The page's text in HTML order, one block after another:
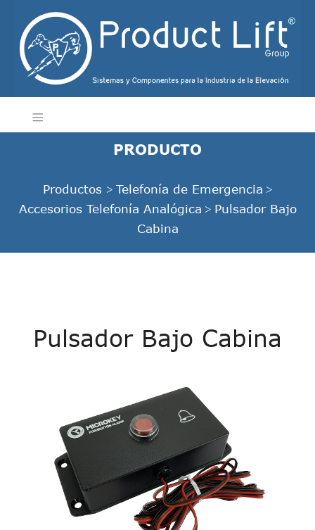
PRODUCTO
Productos > Telefonía de Emergencia >
Accesorios Telefonía Analógica > Pulsador Bajo
Cabina
Pulsador Bajo Cabina